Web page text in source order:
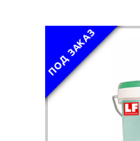
ПОД ЗАКАЗ